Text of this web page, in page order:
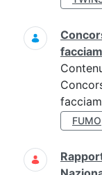
FUMO